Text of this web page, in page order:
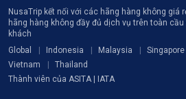
NusaTrip kết nối với các hãng hàng không giá
hãng hàng không đầy đủ dịch vụ trên toàn cầu
khách
Global
Indonesia Malaysia Singapore
Vietnam
Thailand
Thành viên của ASITA | IATA